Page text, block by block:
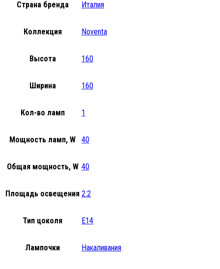
Страна бренда Италия
Коллекция Noventa
Высота 160
Ширина 160
Кол-во ламп 1
Мощность ламп, W 40
Общая мощность, W 40
Площадь освещения 2.2
Тип цоколя E14
Лампочки Накаливания